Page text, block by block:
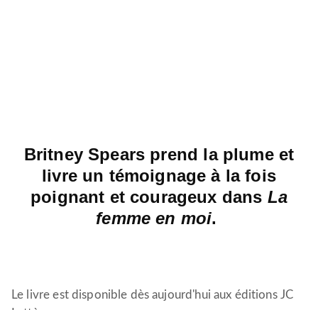
Britney Spears prend la plume et
livre un témoignage à la fois
poignant et courageux dans La
femme en moi.
Le livre est disponible dès aujourd'hui aux éditions JC